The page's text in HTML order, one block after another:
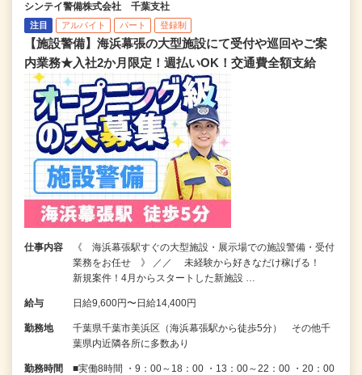
シンテイ警備株式会社 千葉支社
注目 アルバイト パート 登録制
【施設警備】海浜幕張の大型施設にて受付や巡回やご案
内業務★入社2か月限定！週払いOK！交通費全額支給
仕事内容
《 海浜幕張駅すぐの大型施設・展示場での施設警備・受付
業務をお任せ 》 ／／ 未経験から好きなだけ稼げる！
新規案件！4月からスタートした新施設 …
給与 日給9,600円〜日給14,400円
勤務地
千葉県千葉市美浜区（海浜幕張駅から徒歩5分） その他千
葉県内近隣各所に多数あり
勤務時間
■実働8時間 ・9：00～18：00 ・13：00～22：00 ・20：00